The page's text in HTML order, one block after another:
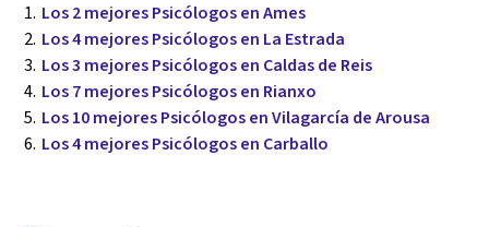
Los 2 mejores Psicólogos en Ames
Los 4 mejores Psicólogos en La Estrada
Los 3 mejores Psicólogos en Caldas de Reis
Los 7 mejores Psicólogos en Rianxo
Los 10 mejores Psicólogos en Vilagarcía de Arousa
Los 4 mejores Psicólogos en Carballo